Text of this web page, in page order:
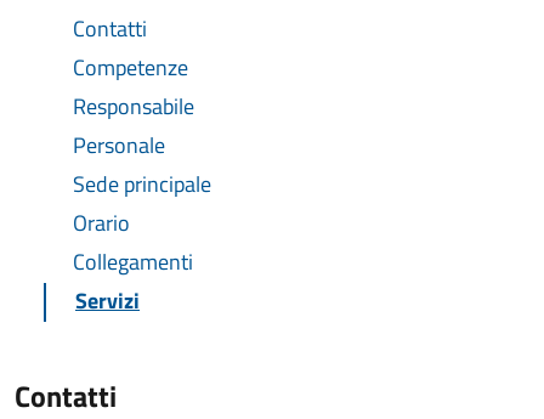
Contatti
Competenze
Responsabile
Personale
Sede principale
Orario
Collegamenti
Servizi
Contatti